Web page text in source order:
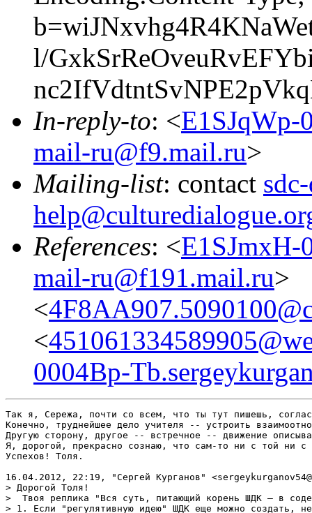
l/
In-reply-to: <E1SJqWp-
mail-ru@f9.mail.ru>
Mailing-list: contact
References: <E1SJmxH-
mail-ru@f191.mail.ru>
<
<
0004Bp-
Так я, Сережа, почти со всем, что ты тут пишешь, согласен и ни от чего не предлагаю абстрагироваться. Речь идет о движении с ДВУХ сторон. Одна -- на небесах философии, другая на земле школы. Регулятивная идея -- не конструктивная идея. Это не правила, не алгоритм, не методическое расписание, а только